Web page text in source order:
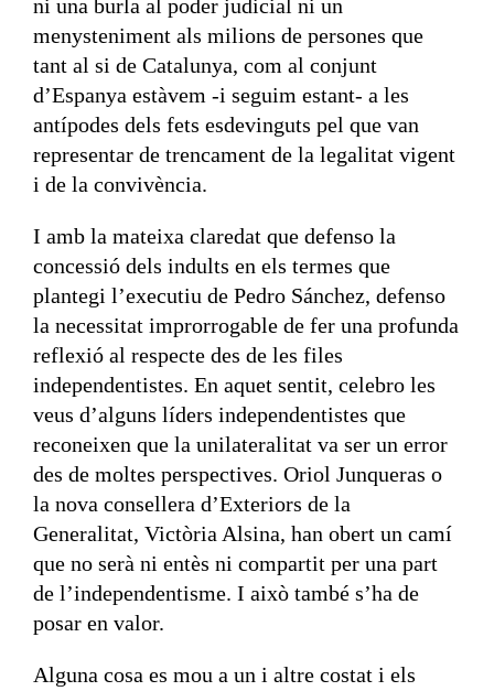
ni una burla al poder judicial ni un
menysteniment als milions de persones que
tant al si de Catalunya, com al conjunt
d’Espanya estàvem -i seguim estant- a les
antípodes dels fets esdevinguts pel que van
representar de trencament de la legalitat vigent
i de la convivència.
I amb la mateixa claredat que defenso la
concessió dels indults en els termes que
plantegi l’executiu de Pedro Sánchez, defenso
la necessitat improrrogable de fer una profunda
reflexió al respecte des de les files
independentistes. En aquet sentit, celebro les
veus d’alguns líders independentistes que
reconeixen que la unilateralitat va ser un error
des de moltes perspectives. Oriol Junqueras o
la nova consellera d’Exteriors de la
Generalitat, Victòria Alsina, han obert un camí
que no serà ni entès ni compartit per una part
de l’independentisme. I això també s’ha de
posar en valor.
Alguna cosa es mou a un i altre costat i els